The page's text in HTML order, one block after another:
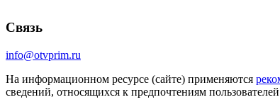
Связь
info@otvprim.ru
На информационном ресурсе (сайте) применяются
сведений, относящихся к предпочтениям